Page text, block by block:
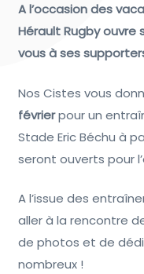
A l’occasion des
Hérault Rugby
vous à ses
Nos Cistes vous
févrierpour un
Stade Eric Béchu à
seront ouverts pour
A l’issue des
aller à la rencontre
de photos et de
nombreux !